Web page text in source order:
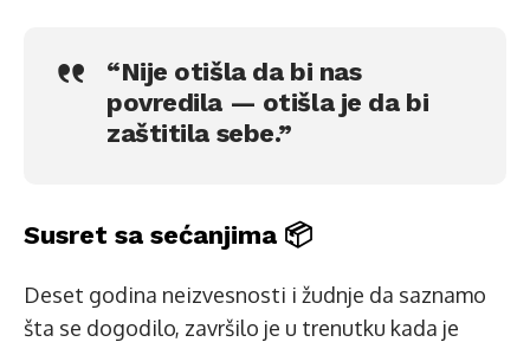
“Nije otišla da bi nas
povredila — otišla je da bi
zaštitila sebe.”
Susret sa sećanjima 📦
Deset godina neizvesnosti i žudnje da saznamo
šta se dogodilo, završilo je u trenutku kada je